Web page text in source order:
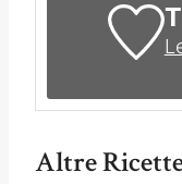
Altre